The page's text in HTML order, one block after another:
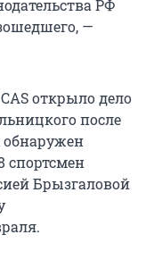
РФ
—
открыло дело
после
обнаружен
спортсмен
Брызгаловой